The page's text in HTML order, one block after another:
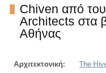
Chiven από
Architects στα
Αθήνας
Αρχιτεκτονική: The